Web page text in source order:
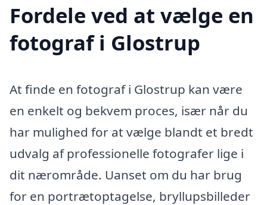
Fordele ved at vælge en
fotograf i Glostrup
At finde en fotograf i Glostrup kan være
en enkelt og bekvem proces, især når du
har mulighed for at vælge blandt et bredt
udvalg af professionelle fotografer lige i
dit nærområde. Uanset om du har brug
for en portrætoptagelse, bryllupsbilleder